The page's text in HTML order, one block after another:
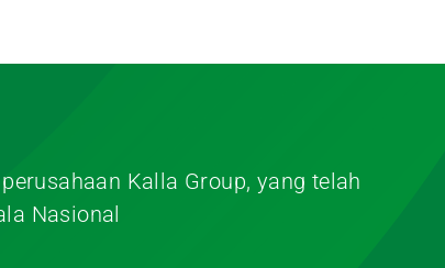
Kalla Group, yang telah
Nasional